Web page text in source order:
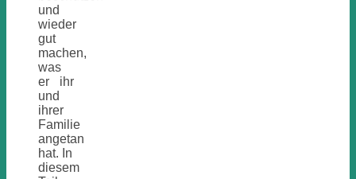
und
wieder
gut
machen,
was
er ihr
und
ihrer
Familie
angetan
hat. In
diesem